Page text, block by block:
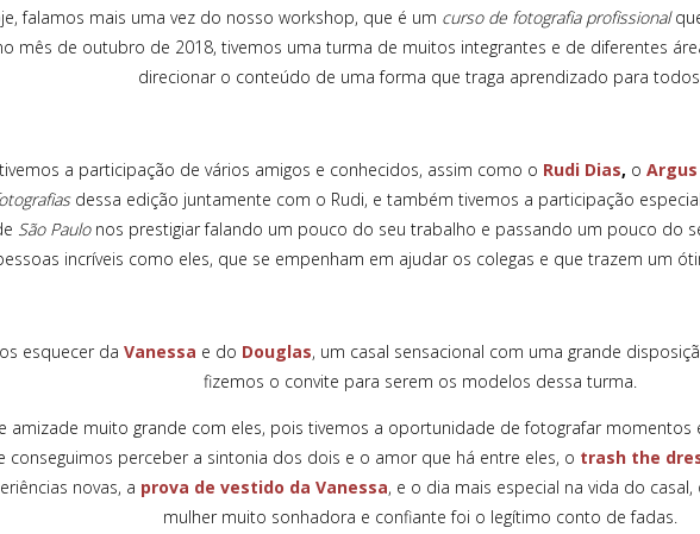
mais uma vez do nosso workshop, que é um curso de fotografia profissional
mês de outubro de 2018, tivemos uma turma de muitos integrantes e de diferentes
direcionar o conteúdo de uma forma que traga aprendizado para
a participação de vários amigos e conhecidos, assim como o Rudi Dias, o Argus
dessa edição juntamente com o Rudi, e também tivemos a participação
São Paulonos prestigiar falando um pouco do seu trabalho e passando um pouco do
incríveis como eles, que se empenham em ajudar os colegas e que trazem um
da Vanessa e do Douglas, um casal sensacional com uma grande
fizemos o convite para serem os modelos dessa turma.
amizade muito grande com eles, pois tivemos a oportunidade de fotografar momentos
conseguimos perceber a sintonia dos dois e o amor que há entre eles, o trash the
novas, a prova de vestido da Vanessa, e o dia mais especial na vida do casal,
mulher muito sonhadora e confiante foi o legítimo conto de fadas.